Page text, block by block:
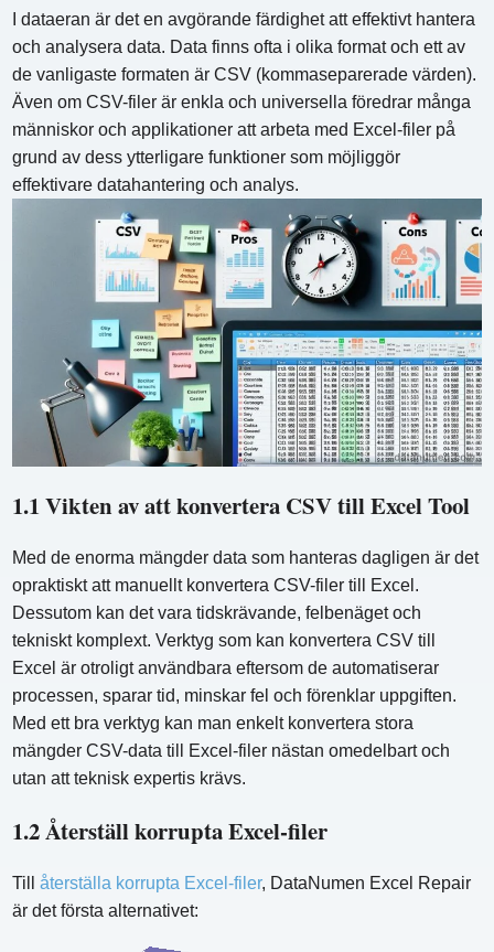
I dataeran är det en avgörande färdighet att effektivt hantera
och analysera data. Data finns ofta i olika format och ett av
de vanligaste formaten är CSV (kommaseparerade värden).
Även om CSV-filer är enkla och universella föredrar många
människor och applikationer att arbeta med Excel-filer på
grund av dess ytterligare funktioner som möjliggör
effektivare datahantering och analys.
1.1 Vikten av att konvertera CSV till Excel Tool
Med de enorma mängder data som hanteras dagligen är det
opraktiskt att manuellt konvertera CSV-filer till Excel.
Dessutom kan det vara tidskrävande, felbenäget och
tekniskt komplext. Verktyg som kan konvertera CSV till
Excel är otroligt användbara eftersom de automatiserar
processen, sparar tid, minskar fel och förenklar uppgiften.
Med ett bra verktyg kan man enkelt konvertera stora
mängder CSV-data till Excel-filer nästan omedelbart och
utan att teknisk expertis krävs.
1.2 Återställ korrupta Excel-filer
Tillåterställa korrupta Excel-filer, DataNumen Excel Repair
är det första alternativet: